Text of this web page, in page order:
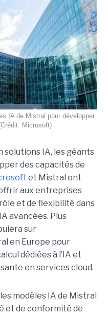
IA de Mistral pour développer
Microsoft)
solutions IA, les géants
des capacités de
et Mistral ont
aux entreprises
et de flexibilité dans
avancées. Plus
sur
en Europe pour
dédiées à l’IA et
en services cloud.
modèles IA de Mistral
et de conformité de